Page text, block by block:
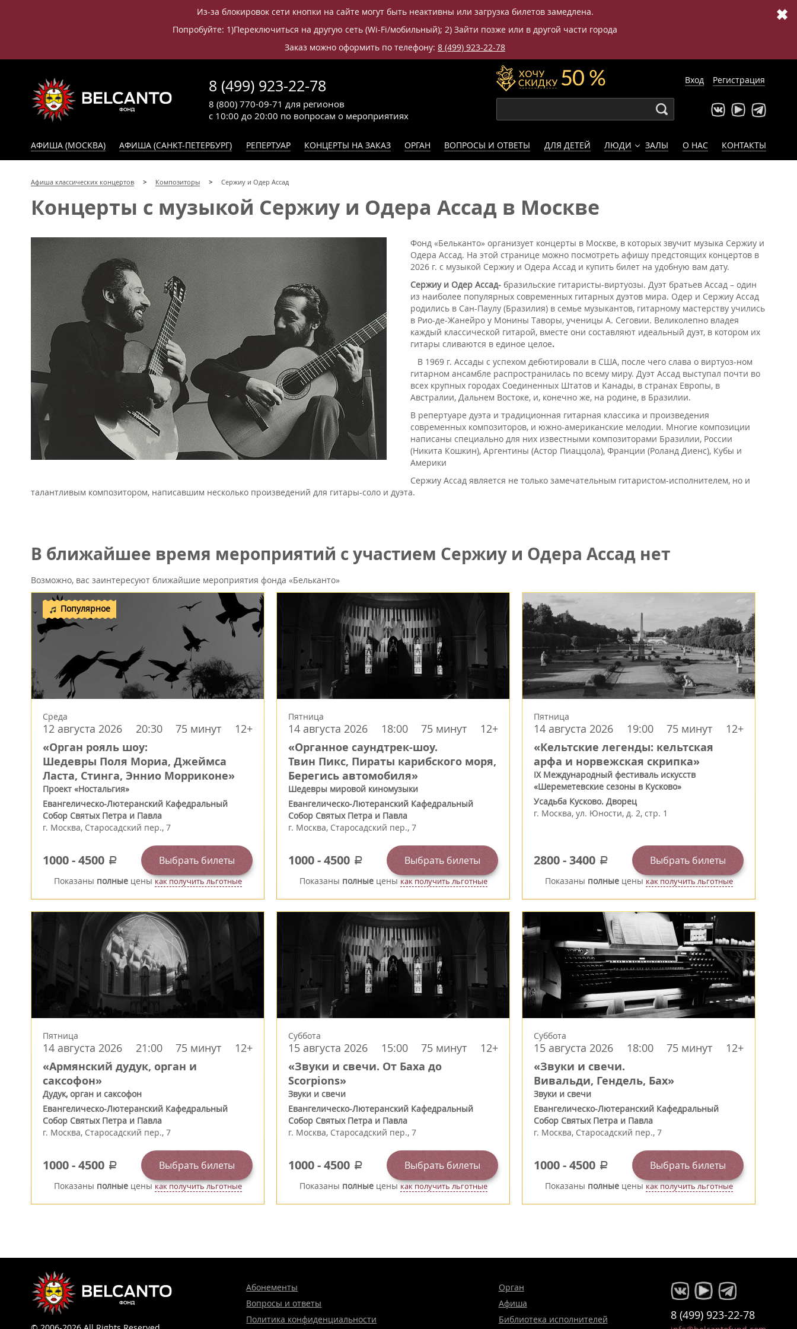
Из-за блокировок сети кнопки на сайте могут быть неактивны или загрузка билетов замедлена.
Попробуйте: 1)Переключиться на другую сеть (Wi-Fi/мобильный); 2) Зайти позже или в другой части города
Заказ можно оформить по телефону: 8 (499) 923-22-78
✖
8 (499) 923-22-78
с 10:00 до 20:00 по вопросам о мероприятиях
8 (800) 770-09-71 для регионов
Вход Регистрация
АФИША (МОСКВА) АФИША (САНКТ-ПЕТЕРБУРГ) РЕПЕРТУАР КОНЦЕРТЫ НА ЗАКАЗ ОРГАН ВОПРОСЫ И ОТВЕТЫ ДЛЯ ДЕТЕЙ ЛЮДИ ЗАЛЫ О НАС КОНТАКТЫ
Афиша классических концертов Композиторы Сержиу и Одер Ассад
Концерты с музыкой Сержиу и Одера Ассад в Москве
Фонд «Бельканто» организует концерты в Москве, в которых звучит музыка Сержиу и
Одера Ассад. На этой странице можно посмотреть афишу предстоящих концертов в
2026 г. с музыкой Сержиу и Одера Ассад и купить билет на удобную вам дату.
Сержиу и Одер Ассад- бразильские гитаристы-виртуозы. Дуэт братьев Ассад – один
из наиболее популярных современных гитарных дуэтов мира. Одер и Сержиу Ассад
родились в Сан-Паулу (Бразилия) в семье музыкантов, гитарному мастерству учились
в Рио-де-Жанейро у Монины Таворы, ученицы А. Сеговии. Великолепно владея
каждый классической гитарой, вместе они составляют идеальный дуэт, в котором их
гитары сливаются в единое целое.
В 1969 г. Ассады с успехом дебютировали в США, после чего слава о виртуоз-ном
гитарном ансамбле распространилась по всему миру. Дуэт Ассад выступал почти во
всех крупных городах Соединенных Штатов и Канады, в странах Европы, в
Австралии, Дальнем Востоке, и, конечно же, на родине, в Бразилии.
В репертуаре дуэта и традиционная гитарная классика и произведения
современных композиторов, и южно-американские мелодии. Многие композиции
написаны специально для них известными композиторами Бразилии, России
(Никита Кошкин), Аргентины (Астор Пиаццола), Франции (Роланд Диенс), Кубы и
Америки
Сержиу Ассад является не только замечательным гитаристом-исполнителем, но и
талантливым композитором, написавшим несколько произведений для гитары-соло и дуэта.
В ближайшее время мероприятий с участием Сержиу и Одера Ассад нет
Возможно, вас заинтересуют ближайшие мероприятия фонда «Бельканто»
Популярное
Среда
12 августа 2026 20:30 75 минут 12+
«Орган рояль шоу:
Шедевры Поля Мориа, Джеймса
Ласта, Стинга, Эннио Морриконе»
Проект «Ностальгия»
Евангелическо-Лютеранский Кафедральный
Собор Святых Петра и Павла
г. Москва, Старосадский пер., 7
1000-4500 a Выбрать билеты
Показаны полныеценыкак получить льготные
Пятница
14 августа 2026 18:00 75 минут 12+
«Органное саундтрек-шоу.
Твин Пикс, Пираты карибского моря,
Берегись автомобиля»
Шедевры мировой киномузыки
Евангелическо-Лютеранский Кафедральный
Собор Святых Петра и Павла
г. Москва, Старосадский пер., 7
1000-4500 a Выбрать билеты
Показаны полныеценыкак получить льготные
Пятница
14 августа 2026 19:00 75 минут 12+
«Кельтские легенды: кельтская
арфа и норвежская скрипка»
IX Международный фестиваль искусств
«Шереметевские сезоны в Кусково»
Усадьба Кусково. Дворец
г. Москва, ул. Юности, д. 2, стр. 1
2800-3400 a Выбрать билеты
Показаны полныеценыкак получить льготные
Пятница
14 августа 2026 21:00 75 минут 12+
«Армянский дудук, орган и
саксофон»
Дудук, орган и саксофон
Евангелическо-Лютеранский Кафедральный
Собор Святых Петра и Павла
г. Москва, Старосадский пер., 7
1000-4500 a Выбрать билеты
Показаны полныеценыкак получить льготные
Суббота
15 августа 2026 15:00 75 минут 12+
«Звуки и свечи. От Баха до
Scorpions»
Звуки и свечи
Евангелическо-Лютеранский Кафедральный
Собор Святых Петра и Павла
г. Москва, Старосадский пер., 7
1000-4500 a Выбрать билеты
Показаны полныеценыкак получить льготные
Суббота
15 августа 2026 18:00 75 минут 12+
«Звуки и свечи.
Вивальди, Гендель, Бах»
Звуки и свечи
Евангелическо-Лютеранский Кафедральный
Собор Святых Петра и Павла
г. Москва, Старосадский пер., 7
1000-4500 a Выбрать билеты
Показаны полныеценыкак получить льготные
Абонементы
Вопросы и ответы
Политика конфиденциальности
Орган
Афиша
Библиотека исполнителей
8 (499) 923-22-78